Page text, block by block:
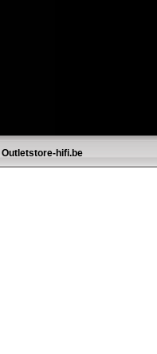
Outletstore-hifi.be